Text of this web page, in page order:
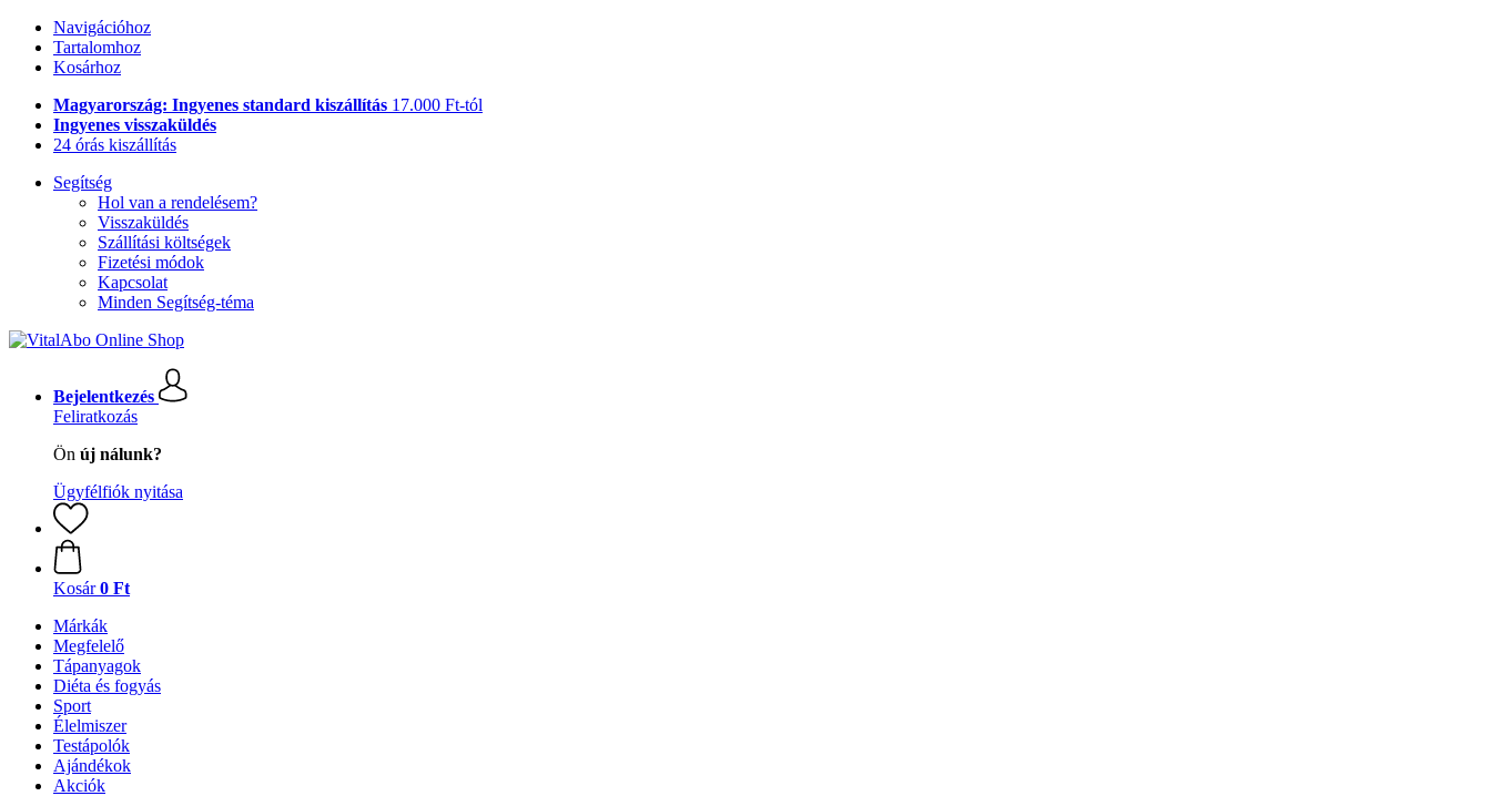
Navigációhoz
Tartalomhoz
Kosárhoz
Magyarország: Ingyenes standard kiszállítás 17.000 Ft-tól
Ingyenes visszaküldés
24 órás kiszállítás
Segítség
Hol van a rendelésem?
Visszaküldés
Szállítási költségek
Fizetési módok
Kapcsolat
Minden Segítség-téma
Bejelentkezés
Feliratkozás
Ön új nálunk?
Ügyfélfiók nyitása
Kosár 0 Ft
Márkák
Megfelelő
Tápanyagok
Diéta és fogyás
Sport
Élelmiszer
Testápolók
Ajándékok
Akciók